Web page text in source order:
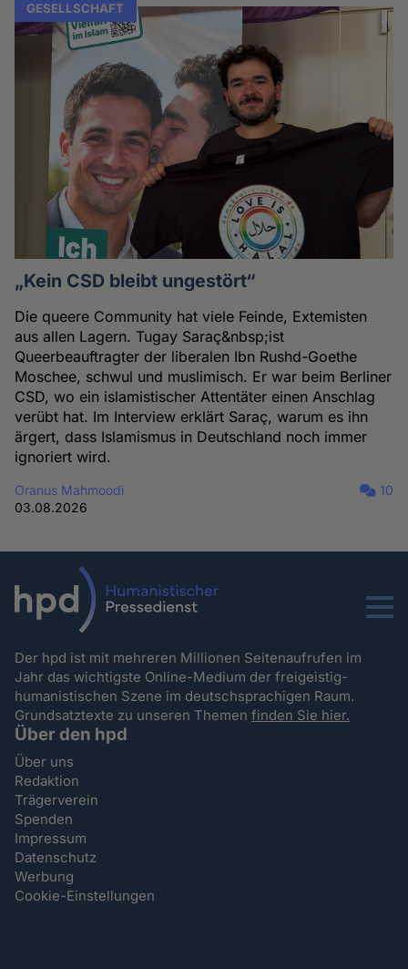
GESELLSCHAFT
„Kein CSD bleibt ungestört“
Die queere Community hat viele Feinde, Extemisten
aus allen Lagern. Tugay Saraç&nbsp;ist
Queerbeauftragter der liberalen Ibn Rushd-Goethe
Moschee, schwul und muslimisch. Er war beim Berliner
CSD, wo ein islamistischer Attentäter einen Anschlag
verübt hat. Im Interview erklärt Saraç, warum es ihn
ärgert, dass Islamismus in Deutschland noch immer
ignoriert wird.
Oranus Mahmoodi
03.08.2026
10
Menu
Der hpd ist mit mehreren Millionen Seitenaufrufen im
Jahr das wichtigste Online-Medium der freigeistig-
humanistischen Szene im deutschsprachigen Raum.
Grundsatztexte zu unseren Themenfinden Sie hier.
Über den hpd
Über uns
Redaktion
Trägerverein
Spenden
Impressum
Datenschutz
Werbung
Cookie-Einstellungen